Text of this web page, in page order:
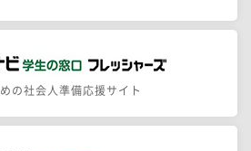
の社会人準備応援サイト